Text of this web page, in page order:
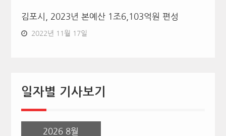
김포시, 2023년 본예산 1조6,103억원 편성
2022년 11월 17일
일자별 기사보기
2026 8월